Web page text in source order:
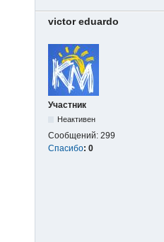
victor eduardo
Участник
Неактивен
Сообщений: 299
Спасибо: 0